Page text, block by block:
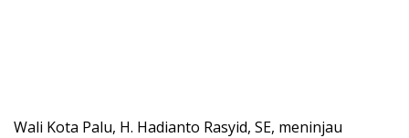
Wali Kota Palu, H. Hadianto Rasyid, SE, meninjau